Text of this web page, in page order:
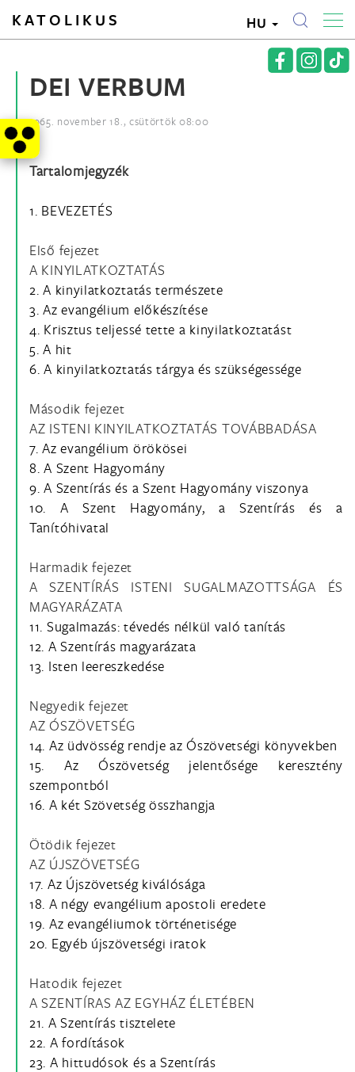
KATOLIKUS HU
DEI VERBUM
1965. november 18., csütörtök 08:00
Tartalomjegyzék
1. BEVEZETÉS
Első fejezet
A KINYILATKOZTATÁS
2. A kinyilatkoztatás természete
3. Az evangélium előkészítése
4. Krisztus teljessé tette a kinyilatkoztatást
5. A hit
6. A kinyilatkoztatás tárgya és szükségessége
Második fejezet
AZ ISTENI KINYILATKOZTATÁS TOVÁBBADÁSA
7. Az evangélium örökösei
8. A Szent Hagyomány
9. A Szentírás és a Szent Hagyomány viszonya
10. A Szent Hagyomány, a Szentírás és a
Tanítóhivatal
Harmadik fejezet
A SZENTÍRÁS ISTENI SUGALMAZOTTSÁGA ÉS
MAGYARÁZATA
11. Sugalmazás: tévedés nélkül való tanítás
12. A Szentírás magyarázata
13. Isten leereszkedése
Negyedik fejezet
AZ ÓSZÖVETSÉG
14. Az üdvösség rendje az Ószövetségi könyvekben
15. Az Ószövetség jelentősége keresztény
szempontból
16. A két Szövetség összhangja
Ötödik fejezet
AZ ÚJSZÖVETSÉG
17. Az Újszövetség kiválósága
18. A négy evangélium apostoli eredete
19. Az evangéliumok történetisége
20. Egyéb újszövetségi iratok
Hatodik fejezet
A SZENTÍRAS AZ EGYHÁZ ÉLETÉBEN
21. A Szentírás tisztelete
22. A fordítások
23. A hittudósok és a Szentírás